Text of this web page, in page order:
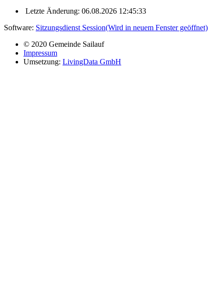
Letzte Änderung: 06.08.2026 12:45:33
Software: Sitzungsdienst Session(Wird in neuem Fenster geöffnet)
© 2020 Gemeinde Sailauf
Impressum
Umsetzung: LivingData GmbH